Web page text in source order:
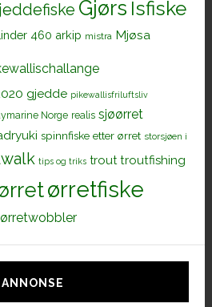
Gjørs Isfiske
460 arkip mistra Mjøsa
gjedde pikewallisfriluftsliv
Norge realis sjøørret
spinnfiske etter ørret storsjøen i
tips og triks trout troutfishing
ørretfiske
ørretwobbler
ANNONSE